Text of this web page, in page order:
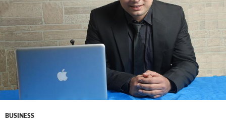
BUSINESS